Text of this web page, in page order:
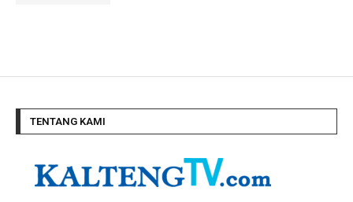
TENTANG KAMI